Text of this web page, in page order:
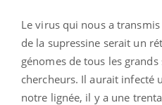
Le virus qui nous a
de la supressine serait un
génomes de tous les grands
chercheurs. Il aurait infecté
notre lignée, il y a une